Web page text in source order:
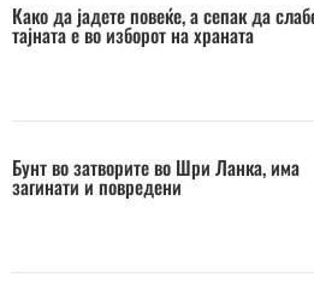
Како да јадете повеќе, а сепак да
тајната е во изборот на храната
Бунт во затворите во Шри Ланка, има
загинати и повредени